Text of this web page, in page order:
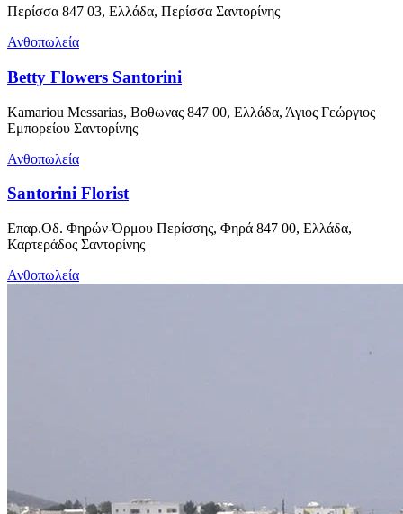
Περίσσα 847 03, Ελλάδα, Περίσσα Σαντορίνης
Ανθοπωλεία
Betty Flowers Santorini
Kamariou Messarias, Βοθωνας 847 00, Ελλάδα, Άγιος Γεώργιος
Εμπορείου Σαντορίνης
Ανθοπωλεία
Santorini Florist
Επαρ.Οδ. Φηρών-Όρμου Περίσσης, Φηρά 847 00, Ελλάδα,
Καρτεράδος Σαντορίνης
Ανθοπωλεία